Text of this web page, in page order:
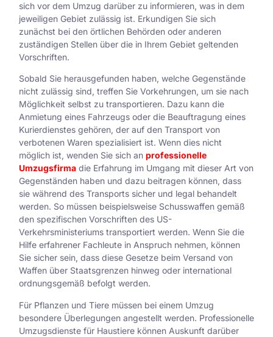
sich vor dem Umzug darüber zu informieren, was in dem
jeweiligen Gebiet zulässig ist. Erkundigen Sie sich
zunächst bei den örtlichen Behörden oder anderen
zuständigen Stellen über die in Ihrem Gebiet geltenden
Vorschriften.
Sobald Sie herausgefunden haben, welche Gegenstände
nicht zulässig sind, treffen Sie Vorkehrungen, um sie nach
Möglichkeit selbst zu transportieren. Dazu kann die
Anmietung eines Fahrzeugs oder die Beauftragung eines
Kurierdienstes gehören, der auf den Transport von
verbotenen Waren spezialisiert ist. Wenn dies nicht
möglich ist, wenden Sie sich an professionelle
Umzugsfirma die Erfahrung im Umgang mit dieser Art von
Gegenständen haben und dazu beitragen können, dass
sie während des Transports sicher und legal behandelt
werden. So müssen beispielsweise Schusswaffen gemäß
den spezifischen Vorschriften des US-
Verkehrsministeriums transportiert werden. Wenn Sie die
Hilfe erfahrener Fachleute in Anspruch nehmen, können
Sie sicher sein, dass diese Gesetze beim Versand von
Waffen über Staatsgrenzen hinweg oder international
ordnungsgemäß befolgt werden.
Für Pflanzen und Tiere müssen bei einem Umzug
besondere Überlegungen angestellt werden. Professionelle
Umzugsdienste für Haustiere können Auskunft darüber